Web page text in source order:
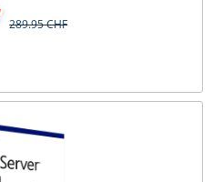
289.95 CHF